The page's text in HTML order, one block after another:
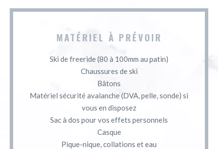
MATÉRIEL À PRÉVOIR
Ski de freeride (80 à 100mm au patin)
Chaussures de ski
Bâtons
Matériel sécurité avalanche (DVA, pelle, sonde) si
vous en disposez
Sac à dos pour vos effets personnels
Casque
Pique-nique, collations et eau